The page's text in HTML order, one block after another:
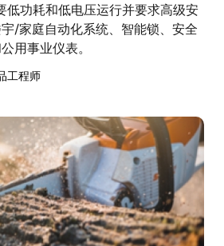
低功耗和低电压运行并要求高级安
/家庭自动化系统、智能锁、安全
用事业仪表。
工程师